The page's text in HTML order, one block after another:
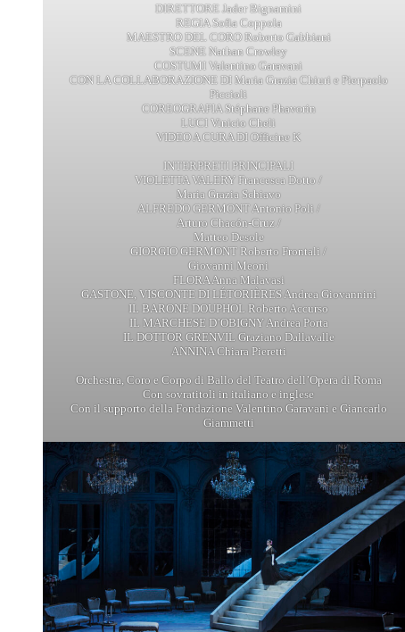
DIRETTORE Jader Bignamini
REGIA Sofia Coppola
MAESTRO DEL CORO Roberto Gabbiani
SCENE Nathan Crowley
COSTUMI Valentino Garavani
CON LA COLLABORAZIONE DI Maria Grazia Chiuri e Pierpaolo
Piccioli
COREOGRAFIA Stéphane Phavorin
LUCI Vinicio Cheli
VIDEO A CURA DI Officine K
INTERPRETI PRINCIPALI
VIOLETTA VALERY Francesca Dotto /
Maria Grazia Schiavo
ALFREDO GERMONT Antonio Poli /
Arturo Chacón-Cruz /
Matteo Desole
GIORGIO GERMONT Roberto Frontali /
Giovanni Meoni
FLORA Anna Malavasi
GASTONE, VISCONTE DI LÉTORIÈRES Andrea Giovannini
IL BARONE DOUPHOL Roberto Accurso
IL MARCHESE D’OBIGNY Andrea Porta
IL DOTTOR GRENVIL Graziano Dallavalle
ANNINA Chiara Pieretti
Orchestra, Coro e Corpo di Ballo del Teatro dell’Opera di Roma
Con sovratitoli in italiano e inglese
Con il supporto della Fondazione Valentino Garavani e Giancarlo
Giammetti